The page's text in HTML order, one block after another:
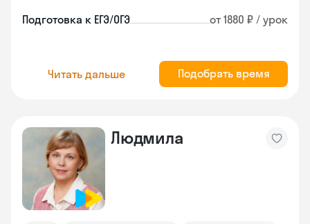
Подготовка к ЕГЭ/ОГЭ от 1880 ₽ / урок
Читать дальше Подобрать время
Людмила